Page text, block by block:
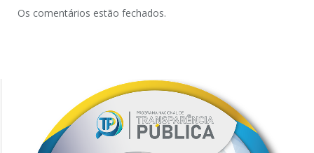
Os comentários estão fechados.